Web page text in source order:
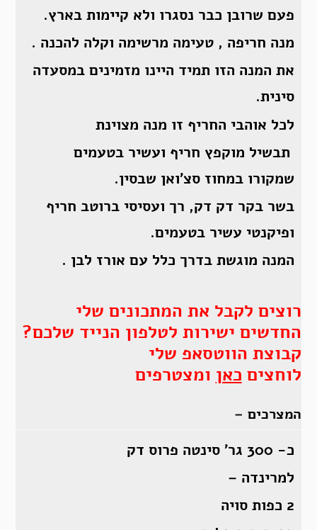
פעם שרובן כבר נסגרו ולא קיימות בארץ.
מנה חריפה , טעימה מרשימה וקלה להכנה .
את המנה הזו תמיד היינו מזמינים במסעדה
סינית.
לכל אוהבי החריף זו מנה מצוינת
תבשיל מוקפץ חריף ועשיר בטעמים
שמקורו במחוז סצ’ואן שבסין.
בשר בקר דק דק, רך ועסיסי ברוטב חריף
ופיקנטי עשיר בטעמים.
המנה מוגשת בדרך כלל עם אורז לבן .
רוצים לקבל את המתכונים שלי
החדשים ישירות לטלפון הנייד שלכם?
קבוצת הווטסאפ שלי
לוחצים כאן ומצטרפים
המצרכים –
כ- 300 גר’ סינטה פרוס דק
למרינדה –
2 כפות סויה